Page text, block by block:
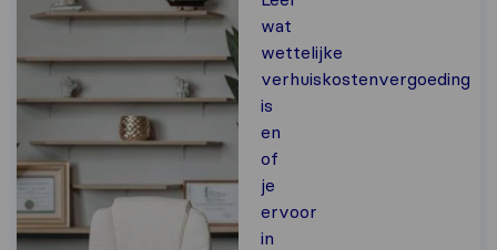
wat
wettelijke
verhuiskostenvergoeding
is
en
of
je
ervoor
in